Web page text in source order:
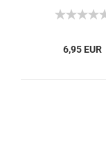
6,95 EUR